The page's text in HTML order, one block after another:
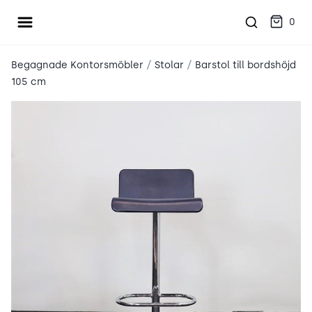
Öppna meny 0
Begagnade Kontorsmöbler / Stolar / Barstol till bordshöjd
105 cm